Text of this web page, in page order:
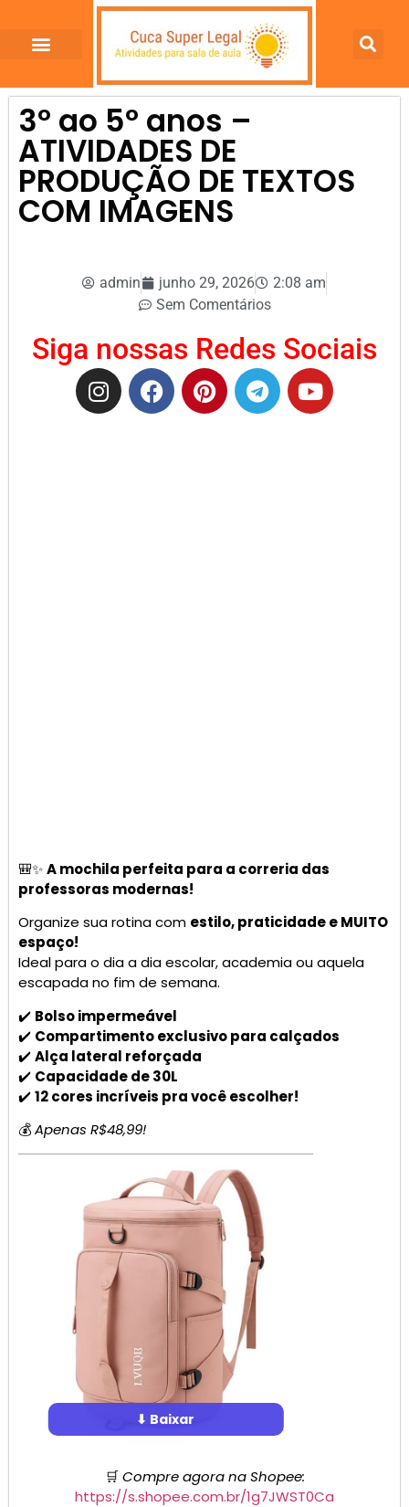
3º ao 5º anos –
ATIVIDADES DE
PRODUÇÃO DE TEXTOS
COM IMAGENS
admin junho 29, 2026
2:08 am
Sem Comentários
Siga nossas Redes Sociais
🎒✨A mochila perfeita para a correria das
professoras modernas!
Organize sua rotina com estilo, praticidade e MUITO
espaço!
Ideal para o dia a dia escolar, academia ou aquela
escapada no fim de semana.
✔️ Bolso impermeável
✔️ Compartimento exclusivo para calçados
✔️Alça lateral reforçada
✔️ Capacidade de 30L
✔️12 cores incríveis pra você escolher!
💰Apenas R$48,99!
⬇ Baixar
🛒 Compre agora na Shopee:
https://s.shopee.com.br/1g7JWST0Ca